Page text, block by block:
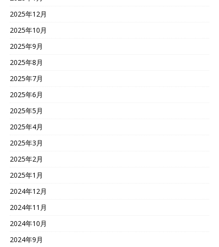
2025年12月
2025年10月
2025年9月
2025年8月
2025年7月
2025年6月
2025年5月
2025年4月
2025年3月
2025年2月
2025年1月
2024年12月
2024年11月
2024年10月
2024年9月